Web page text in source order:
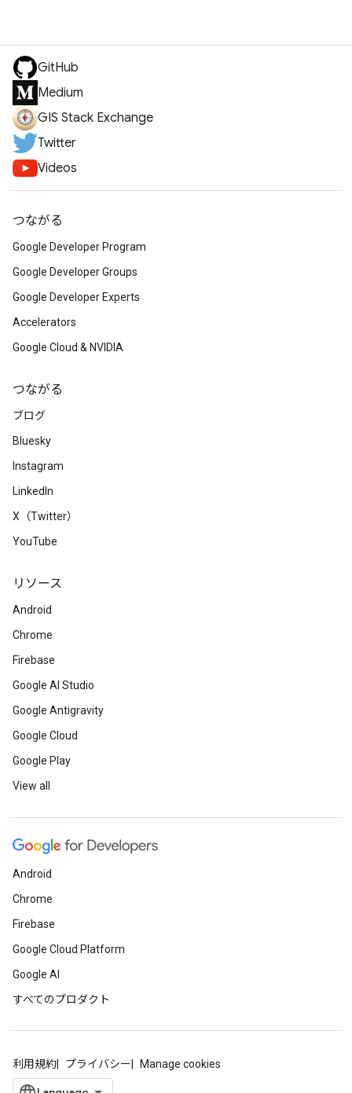
GitHub
Medium
GIS Stack Exchange
Twitter
Videos
つながる
Google Developer Program
Google Developer Groups
Google Developer Experts
Accelerators
Google Cloud & NVIDIA
つながる
ブログ
Bluesky
Instagram
LinkedIn
X（Twitter）
YouTube
リソース
Android
Chrome
Firebase
Google AI Studio
Google Antigravity
Google Cloud
Google Play
View all
Android
Chrome
Firebase
Google Cloud Platform
Google AI
すべてのプロダクト
利用規約 プライバシー Manage cookies